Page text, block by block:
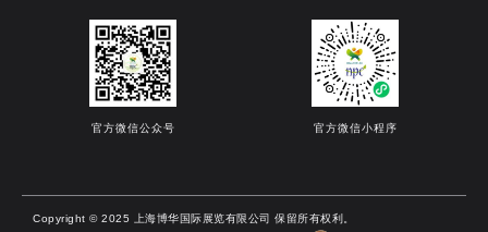
官方微信公众号 官方微信小程序
Copyright © 2025 上海博华国际展览有限公司 保留所有权利。